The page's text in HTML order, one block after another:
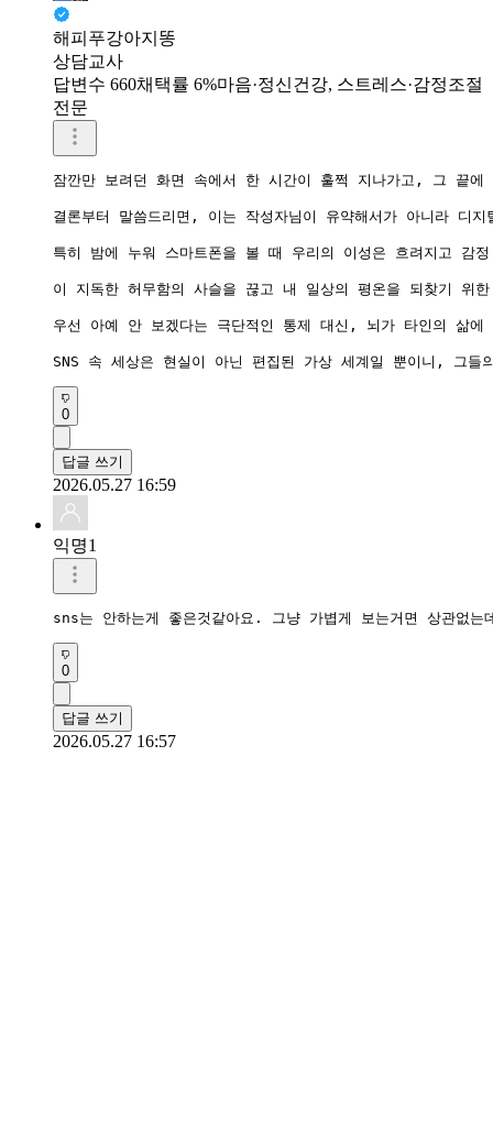
해피푸강아지똥
상담교사
답변수 660채택률 6%마음·정신건강, 스트레스·감정조절
전문
잠깐만 보려던 화면 속에서 한 시간이 훌쩍 지나가고, 그 끝에
결론부터 말씀드리면, 이는 작성자님이 유약해서가 아니라 디
특히 밤에 누워 스마트폰을 볼 때 우리의 이성은 흐려지고 감
이 지독한 허무함의 사슬을 끊고 내 일상의 평온을 되찾기 위
우선 아예 안 보겠다는 극단적인 통제 대신, 뇌가 타인의 삶에
0
답글 쓰기
2026.05.27 16:59
익명1
sns는 안하는게 좋은것같아요. 그냥 가볍게 보는거면 상관없
0
답글 쓰기
2026.05.27 16:57